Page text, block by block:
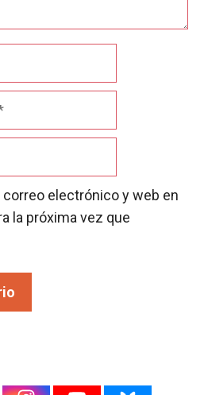
correo electrónico y web en
la próxima vez que